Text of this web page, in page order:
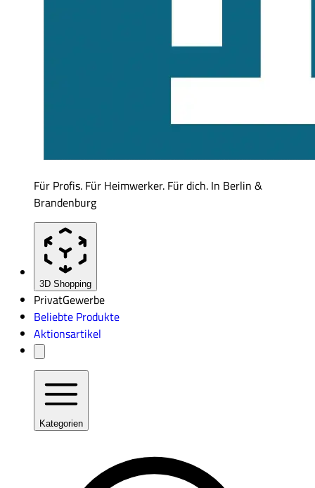
Für Profis. Für Heimwerker. Für dich. In Berlin &
Brandenburg
3D Shopping
PrivatGewerbe
Beliebte Produkte
Aktionsartikel
Kategorien